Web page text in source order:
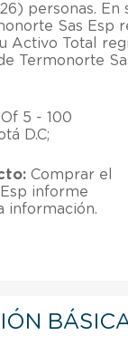
personas. En
Sas Esp
Activo Total
Termonorte
5 - 100
D.C;
Comprar el
informe
información.